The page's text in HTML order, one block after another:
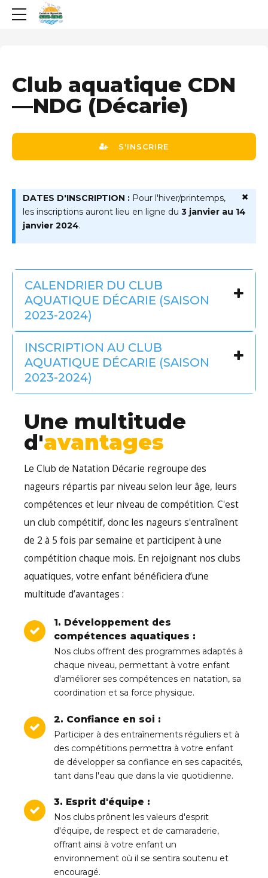
Club aquatique CDN
—NDG (Décarie)
S'INSCRIRE
×
DATES D'INSCRIPTION : Pour l'hiver/printemps,
les inscriptions auront lieu en ligne du 3 janvier au 14
janvier 2024.
CALENDRIER DU CLUB
AQUATIQUE DÉCARIE (SAISON
2023-2024)
INSCRIPTION AU CLUB
AQUATIQUE DÉCARIE (SAISON
2023-2024)
Une multitude
d'avantages
Le Club de Natation Décarie regroupe des
nageurs répartis par niveau selon leur âge, leurs
compétences et leur niveau de compétition. C'est
un club compétitif, donc les nageurs s'entraînent
de 2 à 5 fois par semaine et participent à une
compétition chaque mois. En rejoignant nos clubs
aquatiques, votre enfant bénéficiera d’une
multitude d’avantages :
1. Développement des
compétences aquatiques :
Nos clubs offrent des programmes adaptés à
chaque niveau, permettant à votre enfant
d'améliorer ses compétences en natation, sa
coordination et sa force physique.
2. Confiance en soi :
Participer à des entraînements réguliers et à
des compétitions permettra à votre enfant
de développer sa confiance en ses capacités,
tant dans l'eau que dans la vie quotidienne.
3. Esprit d'équipe :
Nos clubs prônent les valeurs d'esprit
d'équipe, de respect et de camaraderie,
offrant ainsi à votre enfant un
environnement où il se sentira soutenu et
encouragé.